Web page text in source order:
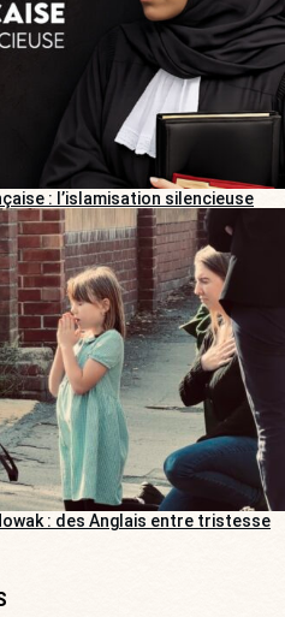
: l’islamisation silencieuse
: des Anglais entre tristesse